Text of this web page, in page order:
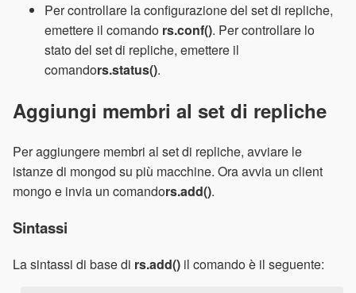
Per controllare la configurazione del set di repliche,
emettere il comando rs.conf(). Per controllare lo
stato del set di repliche, emettere il
comandors.status().
Aggiungi membri al set di repliche
Per aggiungere membri al set di repliche, avviare le
istanze di mongod su più macchine. Ora avvia un client
mongo e invia un comandors.add().
Sintassi
La sintassi di base di rs.add() il comando è il seguente: